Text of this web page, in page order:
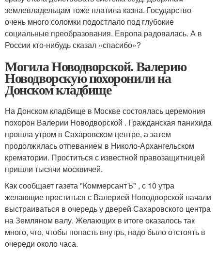
землевладельцам тоже платила казна. Государство
очень много соломки подостлало под глубокие
социальные преобразования. Европа радовалась. А в
России кто-нибудь сказал «спасибо»?
Могила Новодворской. Валерию
Новодворскую похоронили на
Донском кладбище
На Донском кладбище в Москве состоялась церемония
похорон Валерии Новодворской . Гражданская панихида
прошла утром в Сахаровском центре, а затем
продолжилась отпеванием в Николо-Архангельском
крематории. Проститься с известной правозащитницей
пришли тысячи москвичей.
Как сообщает газета "КоммерсантЪ" , с 10 утра
желающие проститься с Валерией Новодворской начали
выстраиваться в очередь у дверей Сахаровского центра
на Земляном валу. Желающих в итоге оказалось так
много, что, чтобы попасть внутрь, надо было отстоять в
очереди около часа.